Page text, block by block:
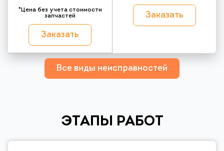
*Цена без учета стоимости
запчастей
Заказать
Заказать
Все виды неисправностей
ЭТАПЫ РАБОТ